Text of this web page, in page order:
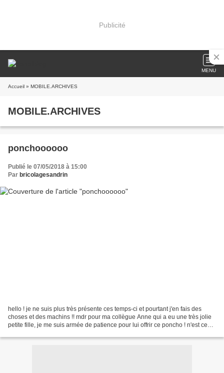
Publicité
MENU
Accueil » MOBILE.ARCHIVES
MOBILE.ARCHIVES
ponchoooooo
Publié le 07/05/2018 à 15:00
Par bricolagesandrin
hello ! je ne suis plus très présente ces temps-ci et pourtant j'en fais des
choses et des machins !! mdr pour ma collègue Anne qui a eu une très jolie
petite fille, je me suis armée de patience pour lui offrir ce poncho ! n'est ce